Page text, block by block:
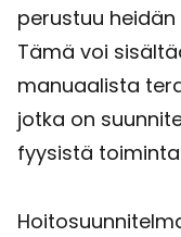
perustuu
Tämä voi
manuaalista
jotka on
fyysistä